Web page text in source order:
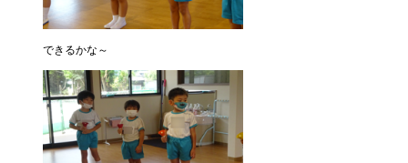
できるかな～